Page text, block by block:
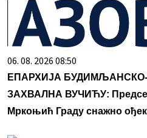
06. 08. 2026 08:50
ЕПАРХИЈА
ЗАХВАЛНА ВУЧИЋУ:
Мркоњић Граду снажно